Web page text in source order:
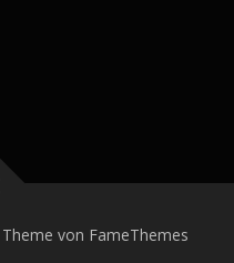
Theme von FameThemes